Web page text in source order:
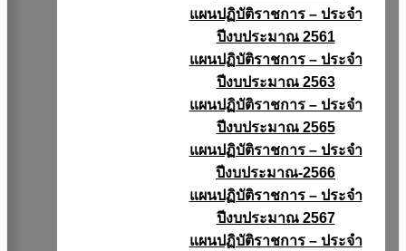
แผนปฏิบัติราชการ – ประจำ
ปีงบประมาณ 2561
แผนปฏิบัติราชการ – ประจำ
ปีงบประมาณ 2563
แผนปฏิบัติราชการ – ประจำ
ปีงบประมาณ 2565
แผนปฏิบัติราชการ – ประจำ
ปีงบประมาณ-2566
แผนปฏิบัติราชการ – ประจำ
ปีงบประมาณ 2567
แผนปฏิบัติราชการ – ประจำ